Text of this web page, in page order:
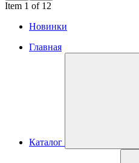
Item 1 of 12
Новинки
Главная
Каталог